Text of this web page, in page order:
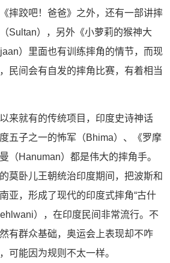
摔跤吧！爸爸》之外，还有一部讲摔
Sultan），另外《小萝莉的猴神大
）里面也有训练摔角的情节，而现
民间会有自发的摔角比赛，有着相当
来就有的传统项目，印度史诗神话
五子之一的怖军（Bhima）、《罗摩
（Hanuman）都是伟大的摔角手。
莫卧儿王朝统治印度期间，把波斯和
亚，形成了现代的印度式摔角“古什
），在印度民间非常流行。不
有群众基础，奥运会上表现却不咋
可能因为规则不太一样。